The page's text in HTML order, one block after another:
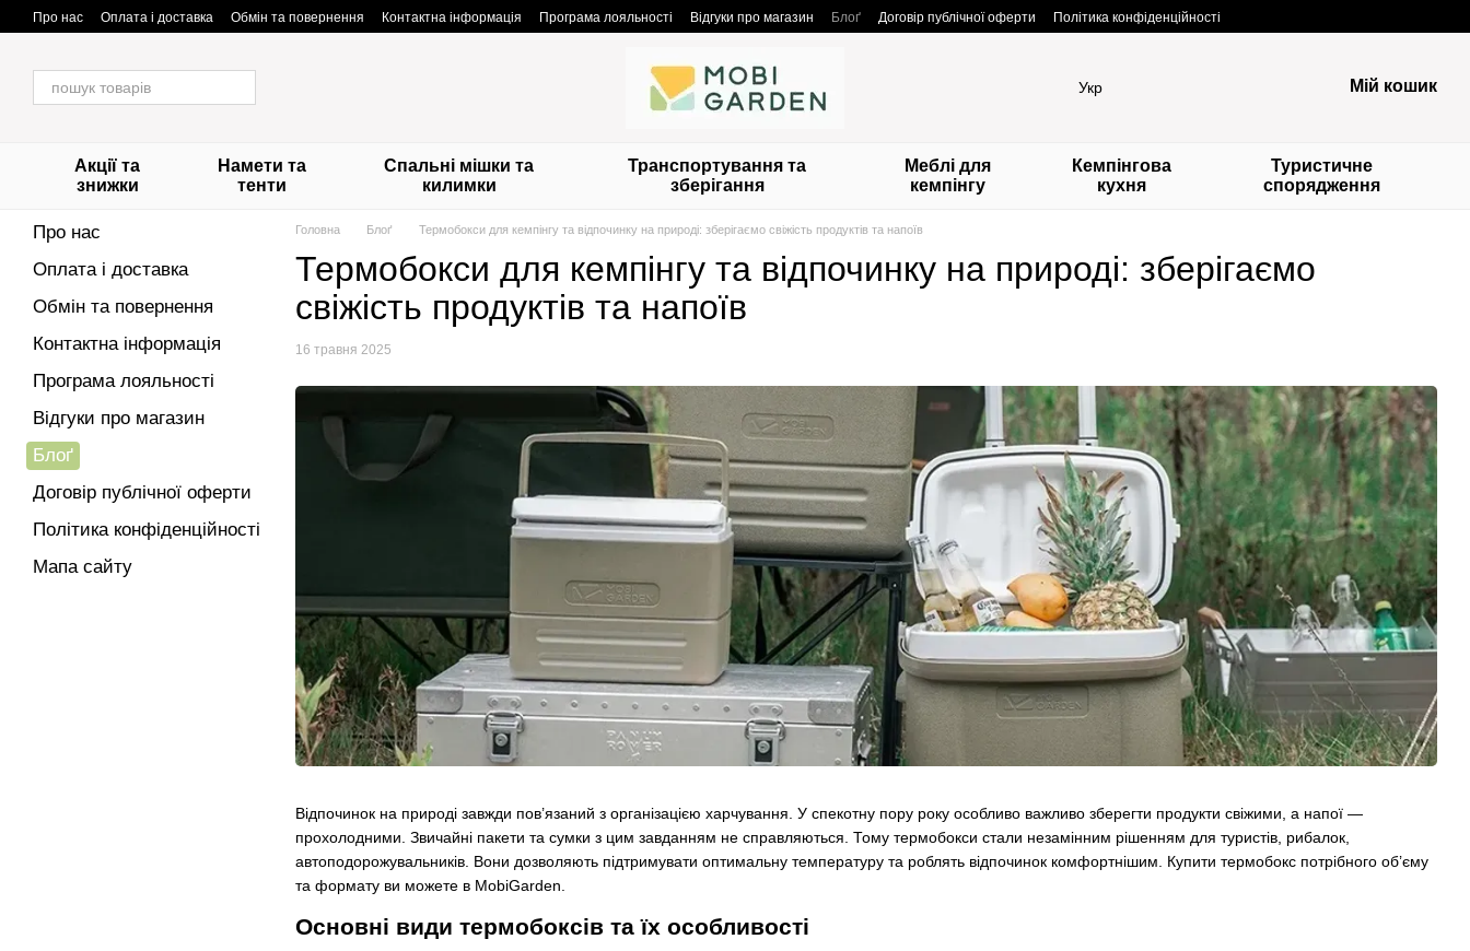
Перейти до основного контенту
Про нас Оплата і доставка Обмін та повернення Контактна інформація Програма лояльності Відгуки про магазин Блоґ Договір публічної оферти Політика конфіденційності
Укр Мій кошик
Акції та
знижки
Намети та
тенти
Спальні мішки та
килимки
Транспортування та
зберігання
Меблі для
кемпінгу
Кемпінгова
кухня
Туристичне
спорядження
Головна Блоґ Термобокси для кемпінгу та відпочинку на природі: зберігаємо свіжість продуктів та напоїв
Термобокси для кемпінгу та відпочинку на природі: зберігаємо
свіжість продуктів та напоїв
16 травня 2025
Відпочинок на природі завжди пов’язаний з організацією харчування. У спекотну пору року особливо важливо зберегти продукти свіжими, а напої —
прохолодними. Звичайні пакети та сумки з цим завданням не справляються. Тому термобокси стали незамінним рішенням для туристів, рибалок,
автоподорожувальників. Вони дозволяють підтримувати оптимальну температуру та роблять відпочинок комфортнішим. Купити термобокс потрібного об’єму
та формату ви можете в MobiGarden.
Основні види термобоксів та їх особливості
Про нас
Оплата і доставка
Обмін та повернення
Контактна інформація
Програма лояльності
Відгуки про магазин
Блоґ
Договір публічної оферти
Політика конфіденційності
Мапа сайту